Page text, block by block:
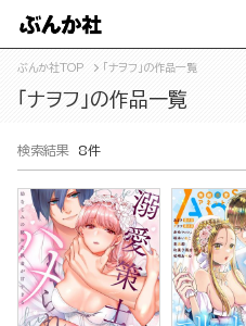
ぶんか社TOP 「ナヲフ」の作品一覧
「ナヲフ」の作品一覧
検索結果 8件